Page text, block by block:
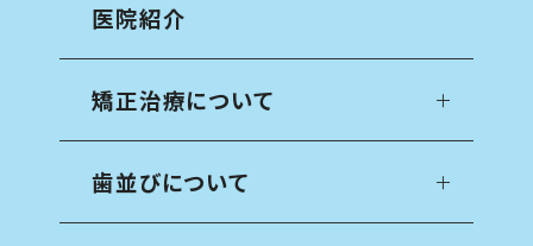
医院紹介
矯正治療について
歯並びについて